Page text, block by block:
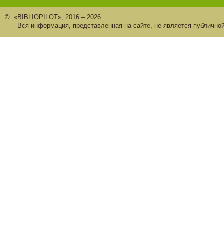
© «BIBLIOPILOT», 2016 – 2026
Вся информация, представленная на сайте, не является